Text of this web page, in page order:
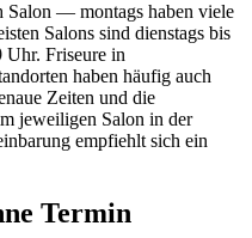
Salon — montags haben viele
Salons sind dienstags bis
Uhr. Friseure in
haben häufig auch
Zeiten und die
jeweiligen Salon in der
empfiehlt sich ein
Termin